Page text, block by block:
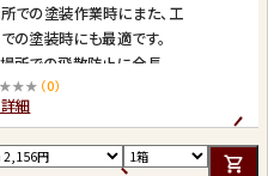
抜群。
で持ち運び易い。
各個人の持ち物とし
易い。
での塗装作業時にまた、工
の塗装時にも最適です。
所での飛散防止に全長
。
イプの養生ポール
道・沖縄への発送は別途送
（0）
細